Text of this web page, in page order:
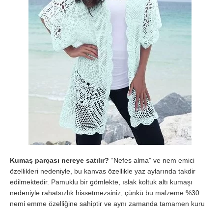
Kumaş parçası nereye satılır? “Nefes alma” ve nem emici
özellikleri nedeniyle, bu kanvas özellikle yaz aylarında takdir
edilmektedir. Pamuklu bir gömlekte, ıslak koltuk altı kumaşı
nedeniyle rahatsızlık hissetmezsiniz, çünkü bu malzeme %30
nemi emme özelliğine sahiptir ve aynı zamanda tamamen kuru